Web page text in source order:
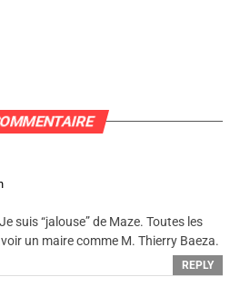
suis “jalouse” de Maze. Toutes les
un maire comme M. Thierry Baeza.
REPLY